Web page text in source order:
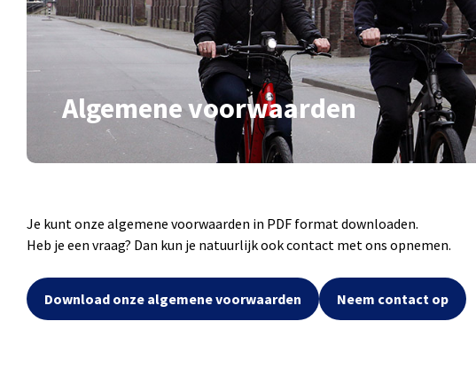
Algemene voorwaarden
Je kunt onze algemene voorwaarden in PDF format downloaden.
Heb je een vraag? Dan kun je natuurlijk ook contact met ons opnemen.
Download onze algemene voorwaarden Neem contact op